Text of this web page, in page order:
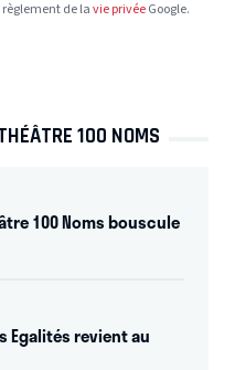
règlement de lavie privéeGoogle.
100 NOMS
100 Noms bouscule
Egalités revient au